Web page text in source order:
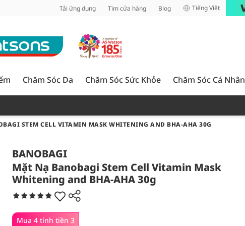
Tải ứng dụng Tìm cửa hàng Blog Tiếng Việt
Chăm Sóc Da Chăm Sóc Sức Khỏe Chăm Sóc Cá Nhân
STEM CELL VITAMIN MASK WHITENING AND BHA-AHA 30G
BANOBAGI
Mặt Nạ Banobagi Stem Cell Vitamin Mask
Whitening and BHA-AHA 30g
Mua 4 tính tiền 3